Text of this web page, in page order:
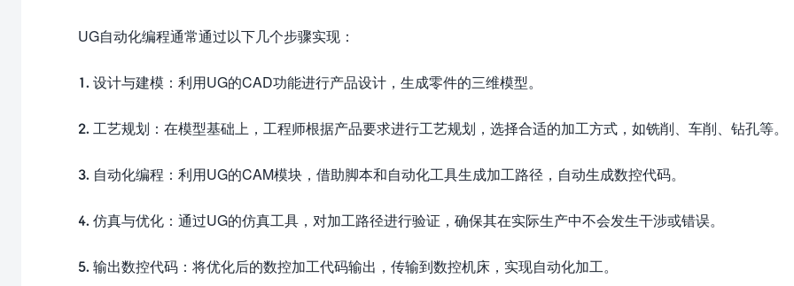
UG自动化编程通常通过以下几个步骤实现：
1. 设计与建模：利用UG的CAD功能进行产品设计，生成零件的三维模型。
2. 工艺规划：在模型基础上，工程师根据产品要求进行工艺规划，选择合适的加工方式，如铣削、车削、钻孔等。
3. 自动化编程：利用UG的CAM模块，借助脚本和自动化工具生成加工路径，自动生成数控代码。
4. 仿真与优化：通过UG的仿真工具，对加工路径进行验证，确保其在实际生产中不会发生干涉或错误。
5. 输出数控代码：将优化后的数控加工代码输出，传输到数控机床，实现自动化加工。